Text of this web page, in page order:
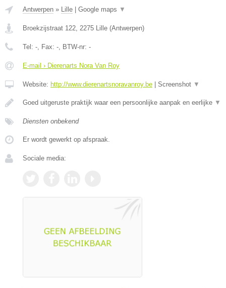
Antwerpen » Lille Google maps ▼
Broekzijstraat 122, 2275 Lille (Antwerpen)
Tel: -, Fax: -, BTW-nr: -
E-mail › Dierenarts Nora Van Roy
Website: http://www.dierenartsnoravanroy.be Screenshot ▼
Goed uitgeruste praktijk waar een persoonlijke aanpak en eerlijke ▼
Diensten onbekend
Er wordt gewerkt op afspraak.
Sociale media: